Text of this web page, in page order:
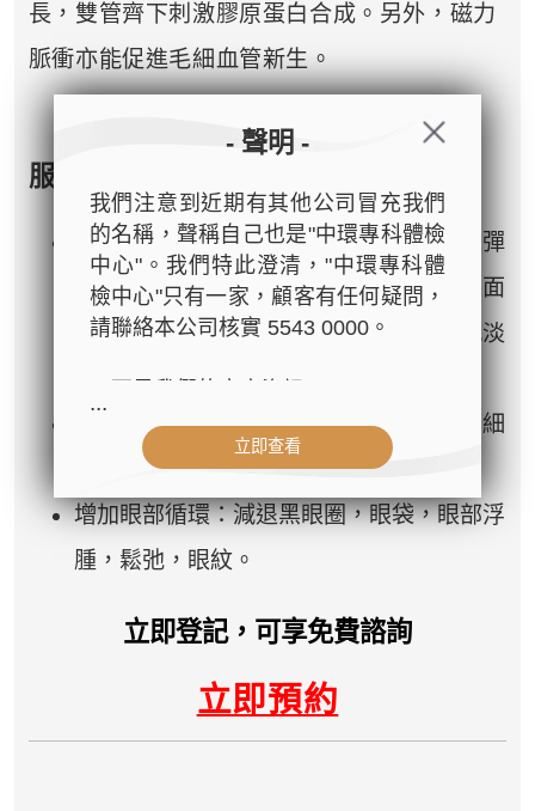
長，雙管齊下刺激膠原蛋白合成。另外，磁力
脈衝亦能促進毛細血管新生。
服務功效
令膠原母細胞數量增加，刺激膠原蛋白和彈
力纖維增生，再生，增加皮膚彈性，改善面
部，頸部，產後鬆弛，提升面部輪廓，減淡
皺紋，妊娠紋，橙皮紋。
強效減淡中度至嚴重面部皺紋，撫平眼下細
紋，暗啞無光，收細毛孔。
增加眼部循環：減退黑眼圈，眼袋，眼部浮
腫，鬆弛，眼紋。
立即登記，可享免費諮詢
立即預約
- 聲明 -
我們注意到近期有其他公司冒充我們
的名稱，聲稱自己也是"中環專科體檢
中心"。我們特此澄清，"中環專科體
檢中心"只有一家，顧客有任何疑問，
請聯絡本公司核實 5543 0000。
- 公司名稱：中環專科體檢中心（The
Central Health Center）
心42樓4203室（中環港鐵站出口
D1）
- 服務熱線：(852) 3180 9809
- 電子郵箱：cs@tchc.hk
「中環專科體檢中心」致力為關注健
...
立即查看